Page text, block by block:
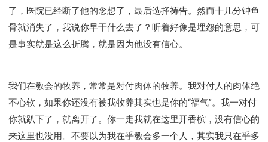
了，医院已经断了他的念想了，最后选择祷告。然而十几分钟鱼
骨就消失了，我说你早干什么去了？听着好像是埋怨的意思，可
是事实就是这么折腾，就是因为他没有信心。
我们在教会的牧养，常常是对付肉体的牧养。我对付人的肉体绝
不心软，如果你还没有被我牧养其实也是你的“福气”。我一对付
你就趴下了，就离开了。你一走我就在这里开香槟，没有信心的
来这里也没用。不要以为我在乎教会多一个人，其实我只在乎多